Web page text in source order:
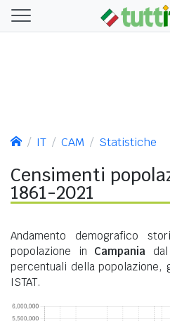
IT CAM Statistiche
Censimenti
1861-2021
Andamento demografico
popolazione in Campania
percentuali della
ISTAT.